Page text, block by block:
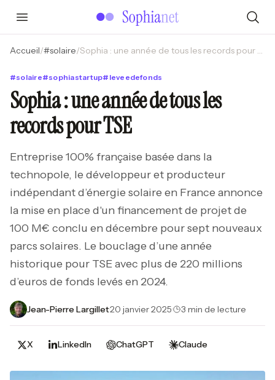
Accueil/#solaire/ Sophia : une année de tous les records pour TSE
#solaire#sophiastartup# leveedefonds
Sophia : une année de tous les
records pour TSE
Entreprise 100% française basée dans la
technopole, le développeur et producteur
indépendant d’énergie solaire en France annonce
la mise en place d'un financement de projet de
100 M€ conclu en décembre pour sept nouveaux
parcs solaires. Le bouclage d’une année
historique pour TSE avec plus de 220 millions
d’euros de fonds levés en 2024.
Jean-Pierre Largillet·20 janvier 2025· 3 min de lecture
X LinkedIn ChatGPT Claude